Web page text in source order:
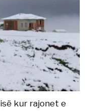
kur rajonet e